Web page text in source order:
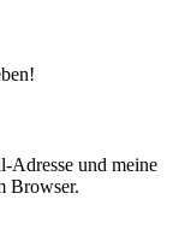
Adresse und meine
Browser.